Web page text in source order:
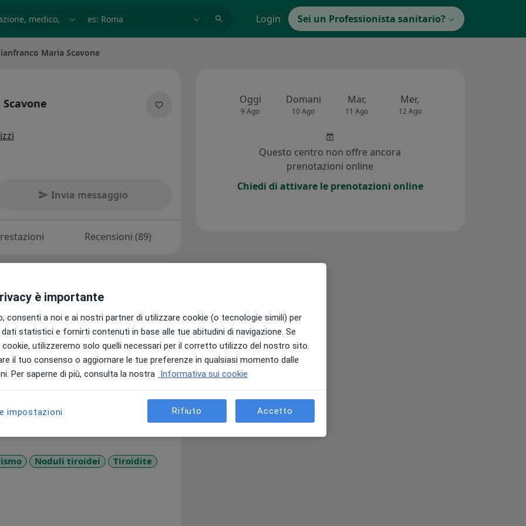
Login Sei un Professionista sanitario?
città Maria Scavone
Invia messaggio
Recensioni (89)
interessato alla patologia
visite con ecografie diagnostiche
digerente, del fegato e del
esami ecografici) e terapeutico.
diagnostici ecografici in
e nella patologia osteoporotica,
e terapeutico.
Noduli tiroidei Tiroidite
Oggi
9 Ago
Domani
10 Ago
Mar,
11 Ago
Mer,
12 Ago
Questo centro non offre ancora
prenotazioni online
Chiedi di attivare le prenotazioni online
è importante
consenti a noi e ai nostri partner di utilizzare cookie (o tecnologie simili) per
statistici e fornirti contenuti in base alle tue abitudini di navigazione. Se
utilizzeremo solo quelli necessari per il corretto utilizzo del nostro sito.
il tuo consenso o aggiornare le tue preferenze in qualsiasi momento dalle
Per saperne di più, consulta la nostra Informativa sui cookie
impostazioni Rifiuto Accetto